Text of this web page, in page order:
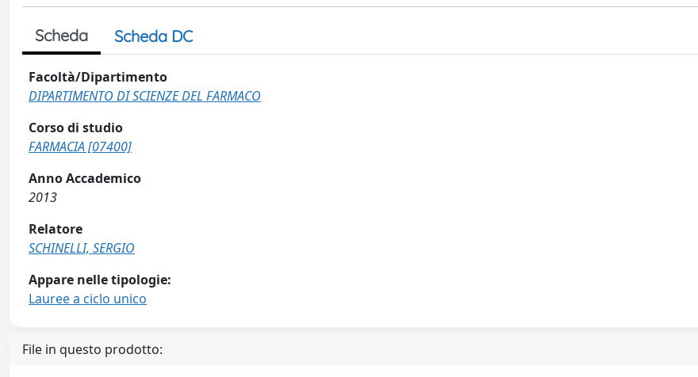
Scheda Scheda DC
Facoltà/Dipartimento
DIPARTIMENTO DI SCIENZE DEL FARMACO
Corso di studio
FARMACIA [07400]
Anno Accademico
2013
Relatore
SCHINELLI, SERGIO
Appare nelle tipologie:
Lauree a ciclo unico
File in questo prodotto: